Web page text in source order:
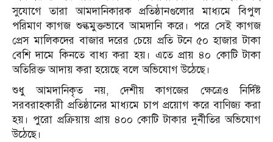
সুযোগে তারা আমদানিকারক প্রতিষ্ঠানগুলোর মাধ্যমে বিপুল
পরিমাণ কাগজ শুল্কমুক্তভাবে আমদানি করে। পরে সেই কাগজ
প্রেস মালিকদের বাজার দরের চেয়ে প্রতি টনে ৫০ হাজার টাকা
বেশি দামে কিনতে বাধ্য করা হয়। এতে প্রায় ৪০ কোটি টাকা
অতিরিক্ত আদায় করা হয়েছে বলে অভিযোগ উঠেছে।
শুধু আমদানিকৃত নয়, দেশীয় কাগজের ক্ষেত্রেও নির্দিষ্ট
সরবরাহকারী প্রতিষ্ঠানের মাধ্যমে চাপ প্রয়োগ করে বাণিজ্য করা
হয়। পুরো প্রক্রিয়ায় প্রায় ৪০০ কোটি টাকার দুর্নীতির অভিযোগ
উঠেছে।